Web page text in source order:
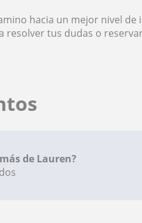
hacia un mejor nivel de
tus dudas o
de Lauren?